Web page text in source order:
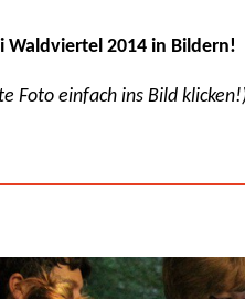
Waldviertel 2014 in Bildern!
Foto einfach ins Bild